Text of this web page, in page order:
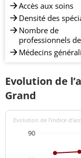
Accès aux soins
Densité des
Nombre de
professionnels
Médecins
Evolution de
Grand
Evolution de l’indice
90